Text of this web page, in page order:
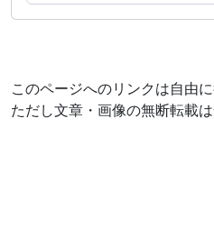
このページへのリンクは自由
ただし文章・画像の無断転載は